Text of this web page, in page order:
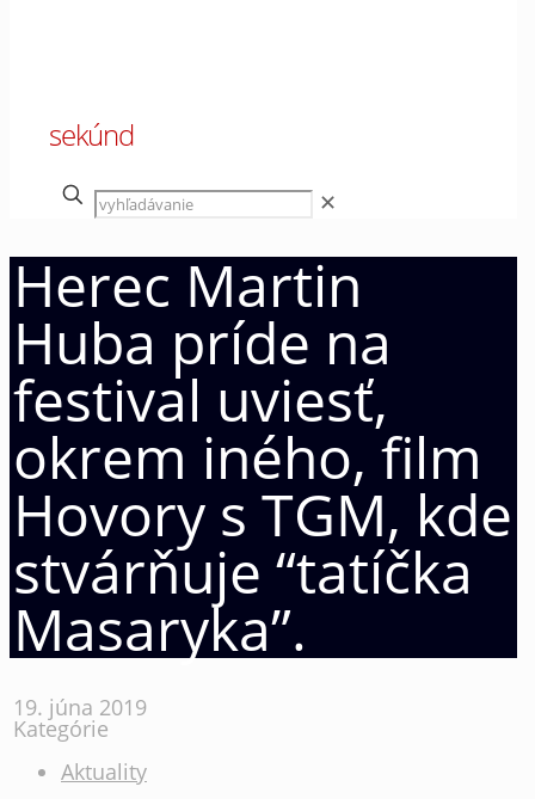
sekúnd
✕
Herec Martin
Huba príde na
festival uviesť,
okrem iného, film
Hovory s TGM, kde
stvárňuje “tatíčka
Masaryka”.
19. júna 2019
Kategórie
Aktuality